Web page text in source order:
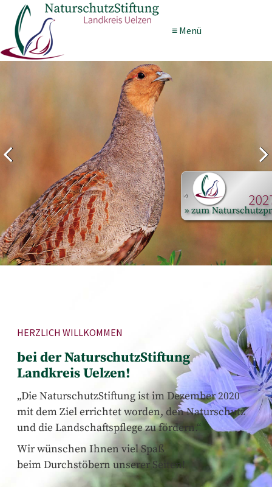
≡ Menü
HERZLICH WILLKOMMEN
bei der NaturschutzStiftung
Landkreis Uelzen!
„Die NaturschutzStiftung ist im Dezember 2020
mit dem Ziel errichtet worden, den Naturschutz
und die Landschaftspflege zu fördern.“
Wir wünschen Ihnen viel Spaß
beim Durchstöbern unserer Seiten!